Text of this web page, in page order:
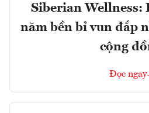
Siberian Wellness:
năm bền bỉ vun đắp
cộng
Đọc ngay